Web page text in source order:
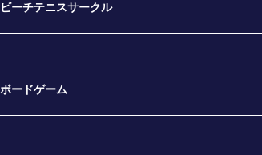
ビーチテニスサークル
ボードゲーム